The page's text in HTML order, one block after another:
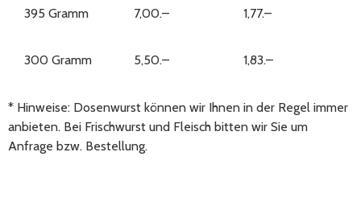
395 Gramm 7,00.– 1,77.–
300 Gramm 5,50.– 1,83.–
* Hinweise: Dosenwurst können wir Ihnen in der Regel immer
anbieten. Bei Frischwurst und Fleisch bitten wir Sie um
Anfrage bzw. Bestellung.